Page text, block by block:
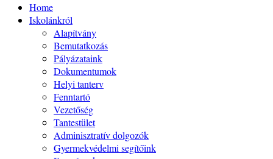
Home
Iskolánkról
Alapítvány
Bemutatkozás
Pályázataink
Dokumentumok
Helyi tanterv
Fenntartó
Vezetőség
Tantestület
Adminisztratív dolgozók
Gyermekvédelmi segítőink